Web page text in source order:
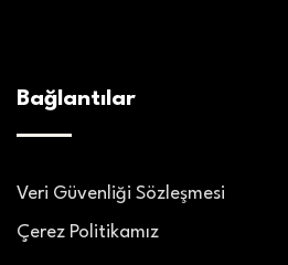
Bağlantılar
Veri Güvenliği Sözleşmesi
Çerez Politikamız